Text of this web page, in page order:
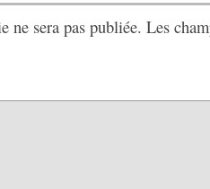
ne sera pas publiée. Les